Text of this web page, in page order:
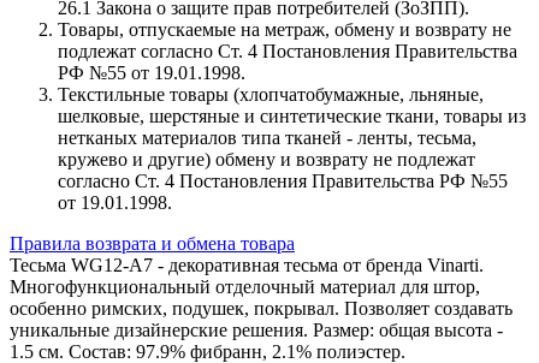
26.1 Закона о защите прав потребителей (ЗоЗПП).
Товары, отпускаемые на метраж, обмену и возврату не
подлежат согласно Ст. 4 Постановления Правительства
РФ №55 от 19.01.1998.
Текстильные товары (хлопчатобумажные, льняные,
шелковые, шерстяные и синтетические ткани, товары из
нетканых материалов типа тканей - ленты, тесьма,
кружево и другие) обмену и возврату не подлежат
согласно Ст. 4 Постановления Правительства РФ №55
от 19.01.1998.
Правила возврата и обмена товара
Тесьма WG12-A7 - декоративная тесьма от бренда Vinarti.
Многофункциональный отделочный материал для штор,
особенно римских, подушек, покрывал. Позволяет создавать
уникальные дизайнерские решения. Размер: общая высота -
1.5 см. Состав: 97.9% фибранн, 2.1% полиэстер.